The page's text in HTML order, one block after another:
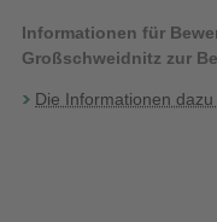
Informationen für
Großschweidnitz zur
Die Informationen